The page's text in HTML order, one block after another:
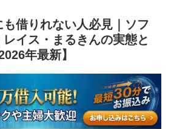
借りれない人必見｜ソフ
レイス・まるきんの実態と
年最新】